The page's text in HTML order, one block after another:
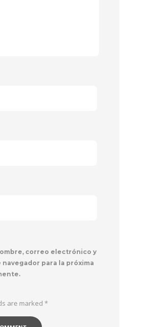
correo electrónico y
navegador para la próxima
are marked *